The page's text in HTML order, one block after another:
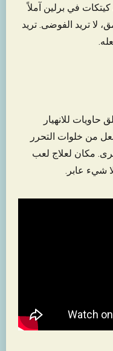
في برلين آملاً
لا تريد الفوضى. تريد
للانهيار
من خلوات التحرر
مكان لعلاج لعب
شيء عابر.